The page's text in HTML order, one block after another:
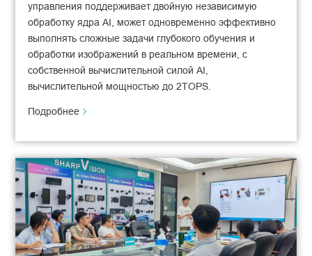
управления поддерживает двойную независимую
обработку ядра AI, может одновременно эффективно
выполнять сложные задачи глубокого обучения и
обработки изображений в реальном времени, с
собственной вычислительной силой AI,
вычислительной мощностью до 2TOPS.
Подробнее